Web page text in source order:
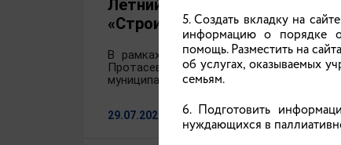
Летний отдых под
«Строитель»
В рамках Всероссийской акции
Протасевич провела проверку
муниципальном районе.
29.07.2026
5. Создать вкладку на
информацию о порядке
помощь. Разместить на
об услугах, оказываемых
семьям.
6. Подготовить
нуждающихся в